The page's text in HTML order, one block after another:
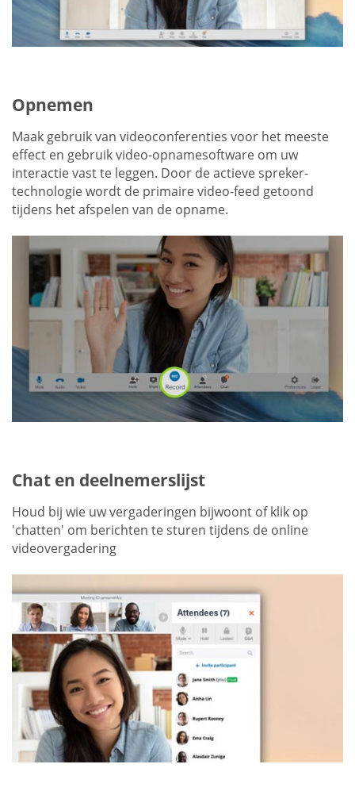
Opnemen
Maak gebruik van videoconferenties voor het meeste
effect en gebruik video-opnamesoftware om uw
interactie vast te leggen. Door de actieve spreker-
technologie wordt de primaire video-feed getoond
tijdens het afspelen van de opname.
Chat en deelnemerslijst
Houd bij wie uw vergaderingen bijwoont of klik op
'chatten' om berichten te sturen tijdens de online
videovergadering